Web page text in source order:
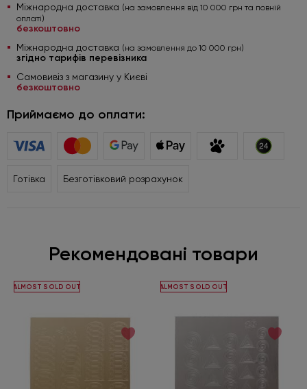
Міжнародна доставка (на замовлення від 10 000 грн та повній
оплаті)
безкоштовно
Міжнародна доставка (на замовлення до 10 000 грн)
згідно тарифів перевізника
Самовивіз з магазину у Києві
безкоштовно
Приймаємо до оплати:
Готівка Безготівковий розрахунок
Рекомендовані товари
ALMOST SOLD OUT ALMOST SOLD OUT